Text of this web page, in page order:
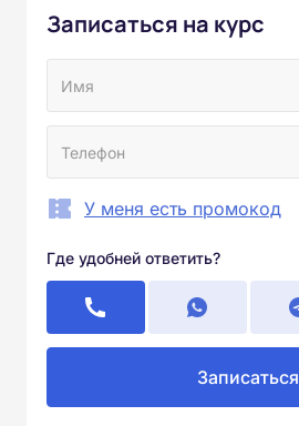
Записаться на курс
У меня есть промокод
Где удобней ответить?
Записаться